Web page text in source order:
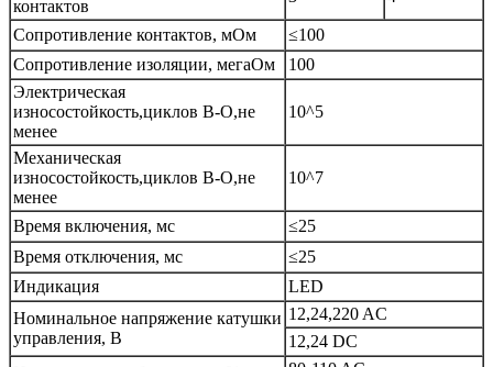
контактов
Сопротивление контактов, мОм ≤100
Сопротивление изоляции, мегаОм
100
Электрическая
износостойкость,циклов В-О,не
менее
10^5
Механическая
износостойкость,циклов В-О,не
менее
10^7
Время включения, мс ≤25
Время отключения, мс
≤25
Индикация
LED
Номинальное напряжение катушки
управления, В
12,24,220 AC
12,24 DC